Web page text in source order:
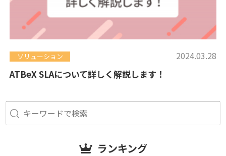
ソリューション 2024.03.28
ATBeX SLAについて詳しく解説します！
ランキング